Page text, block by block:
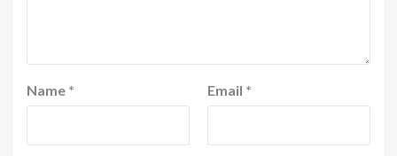
Name * Email *